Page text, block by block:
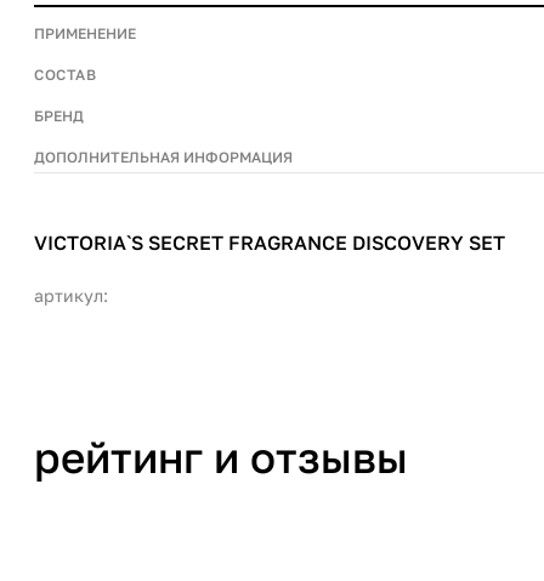
ПРИМЕНЕНИЕ
СОСТАВ
БРЕНД
ДОПОЛНИТЕЛЬНАЯ ИНФОРМАЦИЯ
VICTORIA`S SECRET FRAGRANCE DISCOVERY SET
артикул:
рейтинг и отзывы